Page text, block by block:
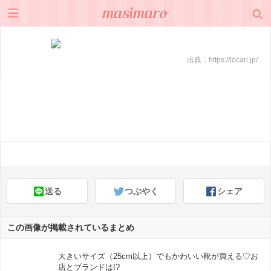
出典： https://locari.jp/
送る つぶやく シェア
この画像が掲載されているまとめ
大きいサイズ（25cm以上）でもかわいい靴が買える♡お
店とブランドは!?